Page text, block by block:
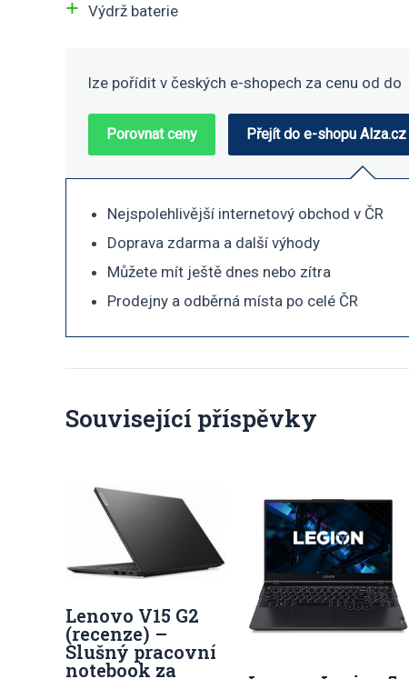
Výdrž baterie
lze pořídit v českých e-shopech za cenu od do
Porovnat ceny Přejít do e-shopu Alza.cz
Nejspolehlivější internetový obchod v ČR
Doprava zdarma a další výhody
Můžete mít ještě dnes nebo zítra
Prodejny a odběrná místa po celé ČR
Související příspěvky
Lenovo V15 G2
(recenze) –
Slušný pracovní
notebook za